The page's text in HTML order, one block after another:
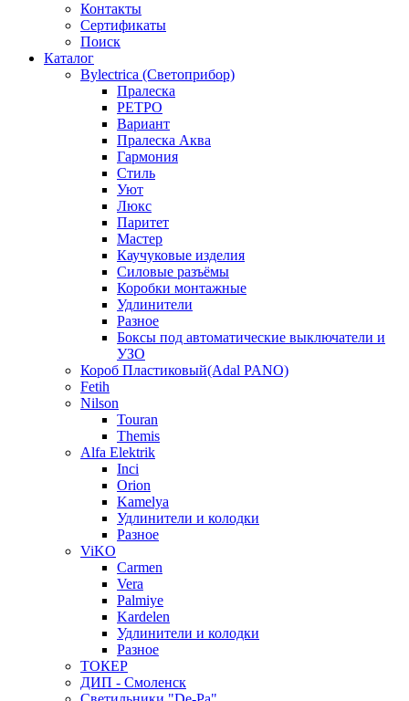
Контакты
Сертификаты
Поиск
Каталог
Bylectrica (Светоприбор)
Пралеска
РЕТРО
Вариант
Пралеска Аква
Гармония
Стиль
Уют
Люкс
Паритет
Мастер
Каучуковые изделия
Силовые разъёмы
Коробки монтажные
Удлинители
Разное
Боксы под автоматические выключатели и
УЗО
Короб Пластиковый(Adal PANO)
Fetih
Nilson
Touran
Themis
Alfa Elektrik
Inci
Orion
Kamelya
Удлинители и колодки
Разное
ViKO
Carmen
Vera
Palmiye
Kardelen
Удлинители и колодки
Разное
ТОКЕР
ДИП - Смоленск